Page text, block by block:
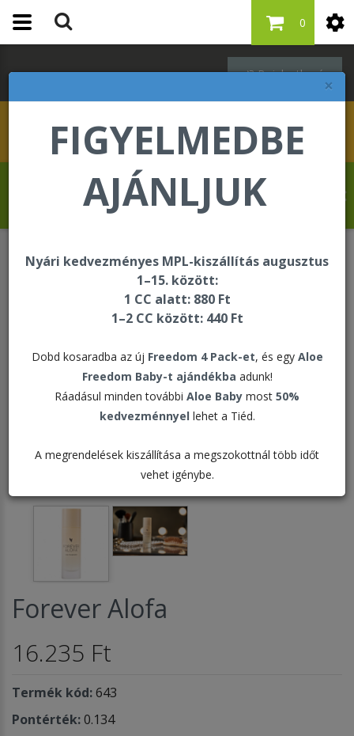
×
FIGYELMEDBE
AJÁNLJUK
Nyári kedvezményes MPL-kiszállítás augusztus
1–15. között:
1 CC alatt: 880 Ft
1–2 CC között: 440 Ft
Dobd kosaradba az új Freedom 4 Pack-et, és egy Aloe
Freedom Baby-t ajándékba adunk!
Ráadásul minden további Aloe Baby most 50%
kedvezménnyel lehet a Tiéd.
A megrendelések kiszállítása a megszokottnál több időt
vehet igénybe.
Bejelentkezés
0
Kovács Erika üdvözli Önt a Forever Living
internetes áruházában!
Forever Alofa
Forever Alofa
16.235 Ft
Termék kód:643
Pontérték:0.134